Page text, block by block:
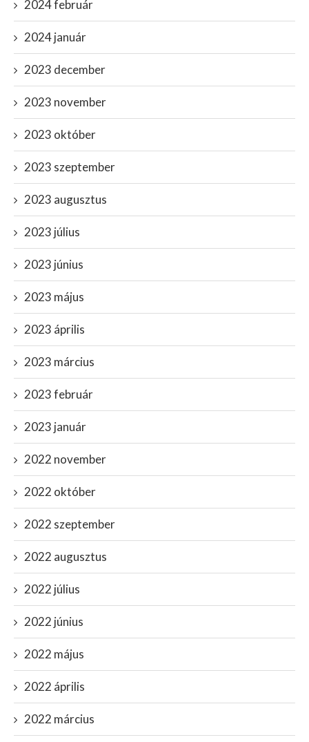
2024 február
2024 január
2023 december
2023 november
2023 október
2023 szeptember
2023 augusztus
2023 július
2023 június
2023 május
2023 április
2023 március
2023 február
2023 január
2022 november
2022 október
2022 szeptember
2022 augusztus
2022 július
2022 június
2022 május
2022 április
2022 március